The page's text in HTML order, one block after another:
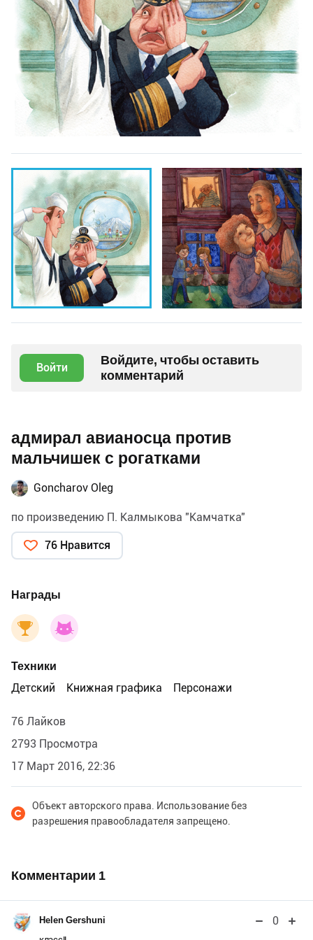
Войти
Войдите, чтобы оставить
комментарий
адмирал авианосца против
мальчишек с рогатками
Goncharov Oleg
по произведению П. Калмыкова "Камчатка"
76 Нравится
Награды
Техники
Детский
Книжная графика Персонажи
76 Лайков
2793 Просмотра
17 Март 2016, 22:36
Объект авторского права. Использование без
разрешения правообладателя запрещено.
Комментарии 1
Helen Gershuni 0